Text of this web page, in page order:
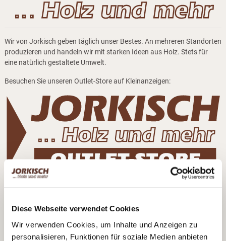
Diese Webseite verwendet Cookies
Wir verwenden Cookies, um Inhalte und Anzeigen zu
personalisieren, Funktionen für soziale Medien anbieten
Wir von Jorkisch geben täglich unser Bestes. An mehreren Standorten
produzieren und handeln wir mit starken Ideen aus Holz. Stets für
eine natürlich gestaltete Umwelt.
Besuchen Sie unseren Outlet-Store auf Kleinanzeigen:
Bernd Jorkisch GmbH & Co. KG
Hoken 15 - 19
24635 Daldorf